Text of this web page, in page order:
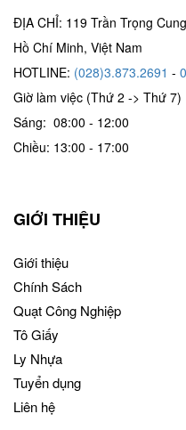
ĐỊA CHỈ: 119 Trần Trọng
Hồ Chí Minh, Việt Nam
HOTLINE: (028)3.873.2691 -
Giờ làm việc (Thứ 2 -> Thứ 7)
Sáng: 08:00 - 12:00
Chiều: 13:00 - 17:00
GIỚI THIỆU
Giới thiệu
Chính Sách
Quạt Công Nghiệp
Tô Giấy
Ly Nhựa
Tuyển dụng
Liên hệ